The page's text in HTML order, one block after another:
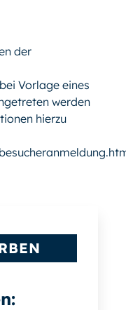
der
Vorlage eines
werden
hierzu